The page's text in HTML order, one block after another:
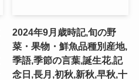
2024年9月歳時記,旬の野
菜・果物・鮮魚品種別産地,
季語,季節の言葉,誕生花,記
念日,長月,初秋,新秋,早秋,十